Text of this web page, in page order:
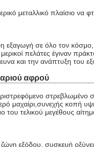
μεταλλικό πλαίσιο να
σε όλο τον
πελάτες έγιναν
και την ανάπτυξη του
αφρού
στρεβλωμένο
μαχαίρι,συνεχής
τελικού μεγέθους
εξόδου, συσκευή